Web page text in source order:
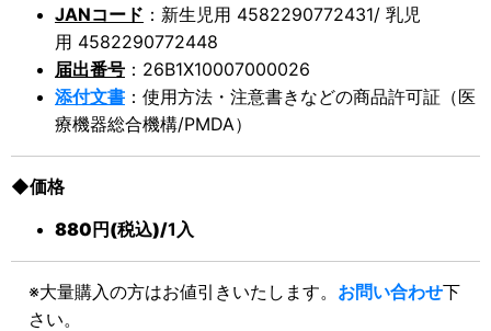
JANコード ： 新生児用 4582290772431/ 乳児
用 4582290772448
届出番号 ：26B1X10007000026
添付文書 ：使用方法・注意書きなどの商品許可証（医
療機器総合機構/PMDA）
◆価格
880円 (税込)/1入
※大量購入の方はお値引きいたします。 お問い合わせ下
さい。